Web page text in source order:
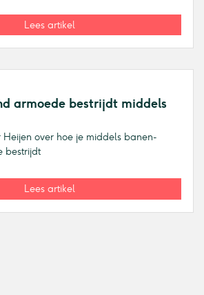
Lees artikel
armoede bestrijdt middels
over hoe je middels banen-
bestrijdt
Lees artikel